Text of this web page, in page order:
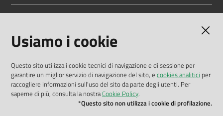
Dichiarazione di accessibilità
Privacy policy
Usiamo i cookie
Questo sito utilizza i cookie tecnici di navigazione e di sessione per
garantire un miglior servizio di navigazione del sito, e cookies analitici per
raccogliere informazioni sull'uso del sito da parte degli utenti. Per
saperne di più, consulta la nostraCookie Policy.
*Questo sito non utilizza i cookie di profilazione.